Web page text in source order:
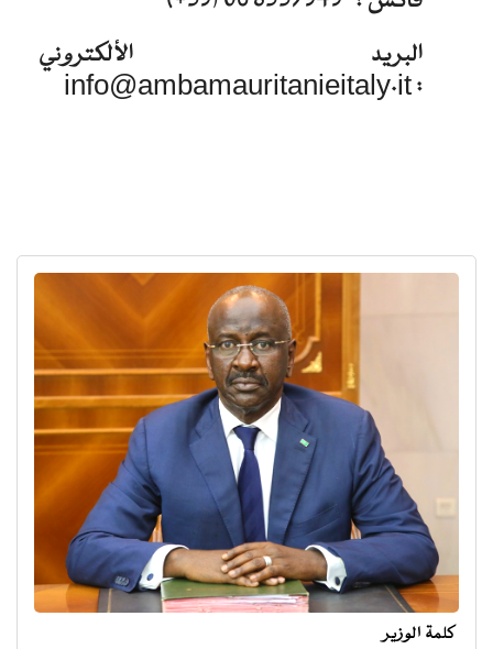
كلمة الوزير
البريد الألكتروني
: info@ambamauritanieitaly.it